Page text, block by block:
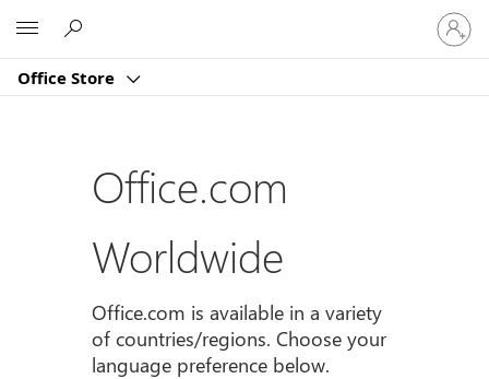
Office Store
Sign
in
to
account
Office.com
Worldwide
Office.com is available in a variety
of countries/regions. Choose your
language preference below.